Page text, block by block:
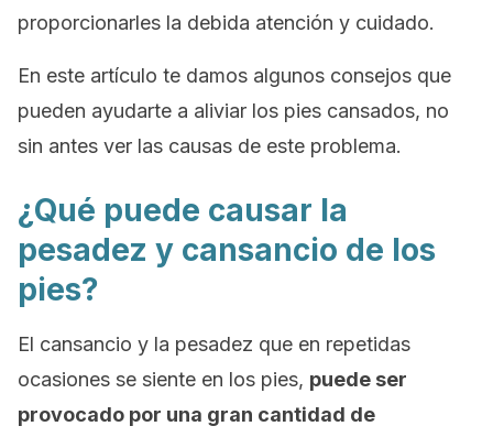
proporcionarles la debida atención y cuidado.
En este artículo te damos algunos consejos que
pueden ayudarte a aliviar los pies cansados, no
sin antes ver las causas de este problema.
¿Qué puede causar la
pesadez y cansancio de los
pies?
El cansancio y la pesadez que en repetidas
ocasiones se siente en los pies, puede ser
provocado por una gran cantidad de